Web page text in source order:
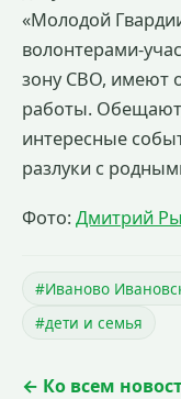
«Молодой
волонтерами-
зону СВО, имеют
работы.
интересные
разлуки с
Фото: Дмитрий
#Иваново
#дети и семья
← Ко всем